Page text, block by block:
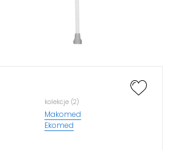
kolekcje (2)
Makomed
Ekomed